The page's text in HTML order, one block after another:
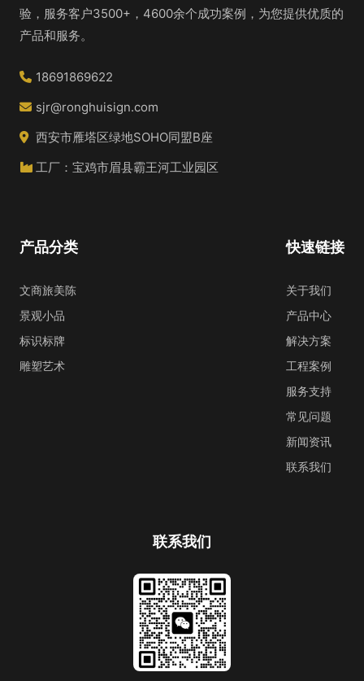
验，服务客户3500+，4600余个成功案例，为您提供优质的
产品和服务。
18691869622
sjr@ronghuisign.com
西安市雁塔区绿地SOHO同盟B座
工厂：宝鸡市眉县霸王河工业园区
快速链接
关于我们
产品中心
解决方案
工程案例
服务支持
常见问题
新闻资讯
联系我们
产品分类
文商旅美陈
景观小品
标识标牌
雕塑艺术
联系我们